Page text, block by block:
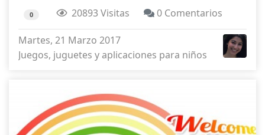
0 20893 Visitas 0 Comentarios
Martes, 21 Marzo 2017
Juegos, juguetes y aplicaciones para niños